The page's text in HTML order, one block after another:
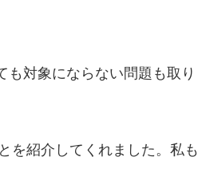
対象にならない問題も取り
を紹介してくれました。私も